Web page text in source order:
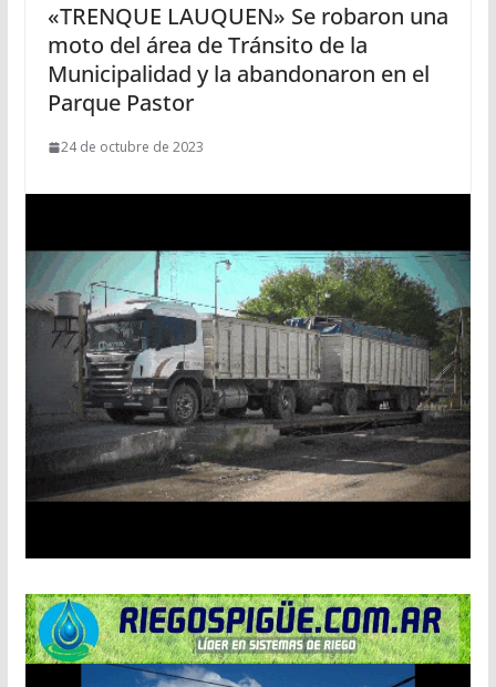
«TRENQUE LAUQUEN» Se robaron una
moto del área de Tránsito de la
Municipalidad y la abandonaron en el
Parque Pastor
24 de octubre de 2023